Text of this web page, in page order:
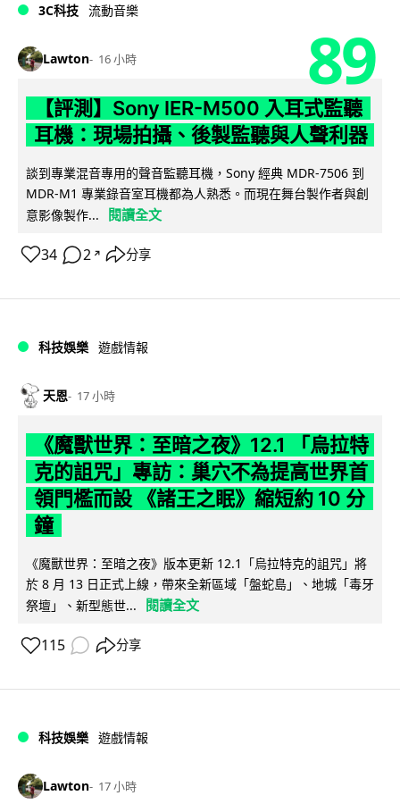
3C科技 流動音樂
Lawton 16 小時 89
【評測】Sony IER-M500 入耳式監聽
耳機：現場拍攝、後製監聽與人聲利器
談到專業混音專用的聲音監聽耳機，Sony 經典 MDR-7506 到
MDR-M1 專業錄音室耳機都為人熟悉。而現在舞台製作者與創
意影像製作...
閱讀全文
34 2 ↗ 分享
科技娛樂 遊戲情報
天恩 17 小時
《魔獸世界：至暗之夜》12.1 「烏拉特
克的詛咒」專訪：巢穴不為提高世界首
領門檻而設 《諸王之眠》縮短約 10 分
鐘
《魔獸世界：至暗之夜》版本更新 12.1「烏拉特克的詛咒」將
於 8 月 13 日正式上線，帶來全新區域「盤蛇島」、地城「毒牙
祭壇」、新型態世...
閱讀全文
115 分享
科技娛樂 遊戲情報
Lawton 17 小時